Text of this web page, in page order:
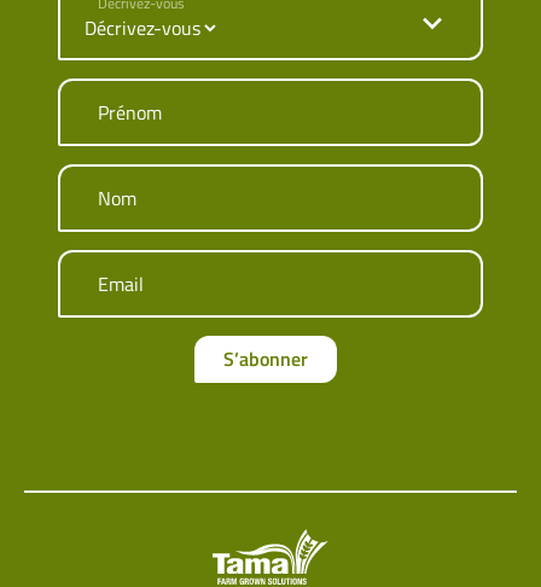
Prénom
Nom
Email
S’abonner